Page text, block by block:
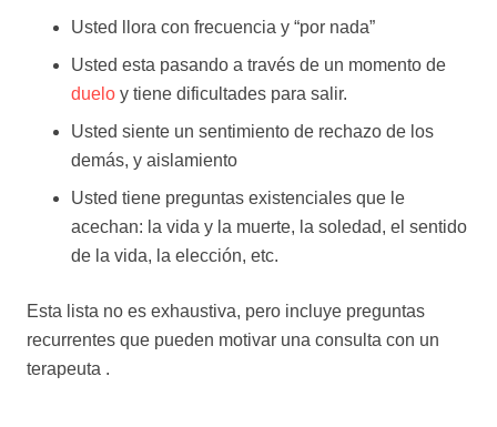
Usted llora con frecuencia y “por nada”
Usted esta pasando a través de un momento de
duelo y tiene dificultades para salir.
Usted siente un sentimiento de rechazo de los
demás, y aislamiento
Usted tiene preguntas existenciales que le
acechan: la vida y la muerte, la soledad, el sentido
de la vida, la elección, etc.
Esta lista no es exhaustiva, pero incluye preguntas
recurrentes que pueden motivar una consulta con un
terapeuta .